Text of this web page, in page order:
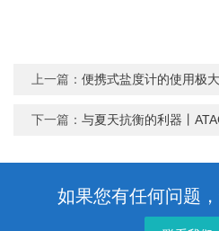
上一篇：便携式盐度计的使用极大地
下一篇：与夏天抗衡的利器丨ATAGO（
如果您有任何问题